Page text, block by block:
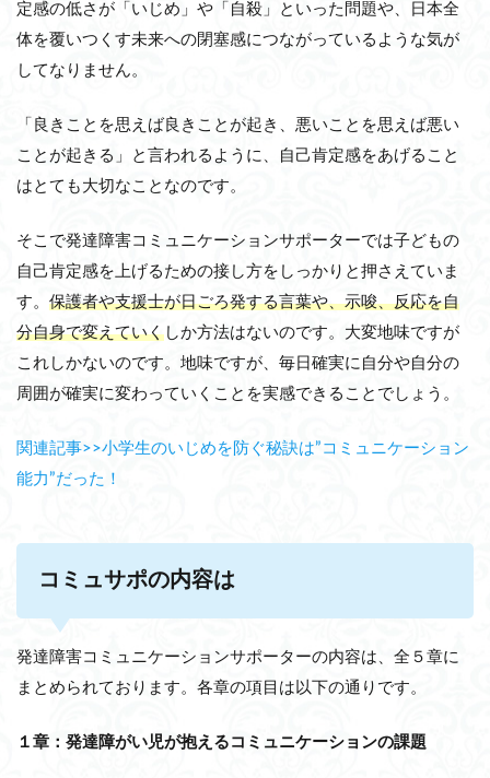
定感の低さが「いじめ」や「自殺」といった問題や、日本全
体を覆いつくす未来への閉塞感につながっているような気が
してなりません。
「 良きことを思えば良きことが起き、悪いことを思えば悪い
ことが起きる 」と言われるように、自己肯定感をあげること
はとても大切なことなのです。
そこで発達障害コミュニケーションサポーターでは子どもの
自己肯定感を上げるための接し方をしっかりと押さえていま
す。 保護者や支援士が日ごろ発する言葉や、示唆、反応を自
分自身で変えていく しか方法はないのです。大変地味ですが
これしかないのです。地味ですが、毎日確実に自分や自分の
周囲が確実に変わっていくことを実感できることでしょう。
関連記事>>小学生のいじめを防ぐ秘訣は”コミュニケーション
能力”だった！
コミュサポの内容は
発達障害コミュニケーションサポーターの内容は、全５章に
まとめられております。各章の項目は以下の通りです。
１章：発達障がい児が抱えるコミュニケーションの課題